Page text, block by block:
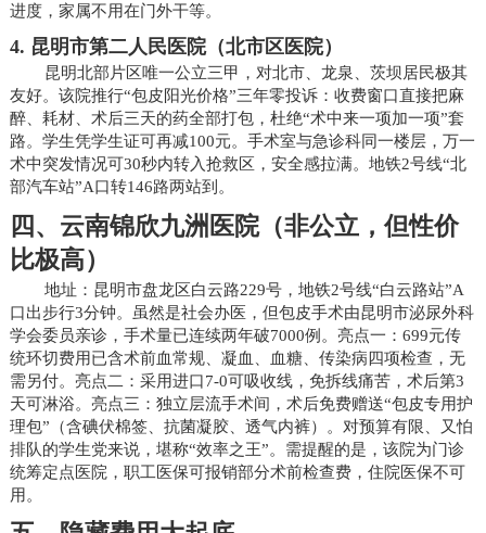
进度，家属不用在门外干等。
4. 昆明市第二人民医院（北市区医院）
昆明北部片区唯一公立三甲，对北市、龙泉、茨坝居民极其
友好。该院推行“包皮阳光价格”三年零投诉：收费窗口直接把麻
醉、耗材、术后三天的药全部打包，杜绝“术中来一项加一项”套
路。学生凭学生证可再减100元。手术室与急诊科同一楼层，万一
术中突发情况可30秒内转入抢救区，安全感拉满。地铁2号线“北
部汽车站”A口转146路两站到。
四、云南锦欣九洲医院（非公立，但性价
比极高）
地址：昆明市盘龙区白云路229号，地铁2号线“白云路站”A
口出步行3分钟。虽然是社会办医，但包皮手术由昆明市泌尿外科
学会委员亲诊，手术量已连续两年破7000例。亮点一：699元传
统环切费用已含术前血常规、凝血、血糖、传染病四项检查，无
需另付。亮点二：采用进口7-0可吸收线，免拆线痛苦，术后第3
天可淋浴。亮点三：独立层流手术间，术后免费赠送“包皮专用护
理包”（含碘伏棉签、抗菌凝胶、透气内裤）。对预算有限、又怕
排队的学生党来说，堪称“效率之王”。需提醒的是，该院为门诊
统筹定点医院，职工医保可报销部分术前检查费，住院医保不可
用。